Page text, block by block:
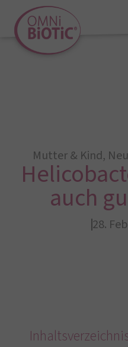
Mutter & Kind,
auch
28.